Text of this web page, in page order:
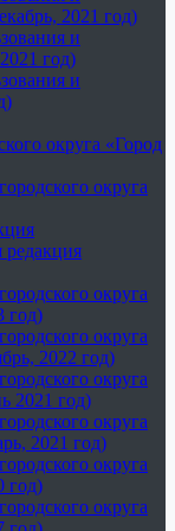
2021 год)
и
год)
и
округа «Город
округа
округа
год)
округа
2022 год)
округа
2021 год)
округа
2021 год)
округа
год)
округа